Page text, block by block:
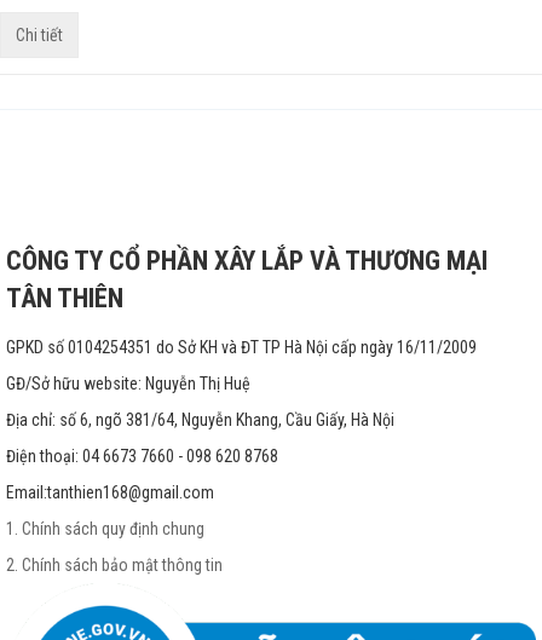
Chi tiết
CÔNG TY CỔ PHẦN XÂY LẮP VÀ THƯƠNG MẠI
TÂN THIÊN
GPKD số 0104254351 do Sở KH và ĐT TP Hà Nội cấp ngày 16/11/2009
GĐ/Sở hữu website: Nguyễn Thị Huệ
Địa chỉ: số 6, ngõ 381/64, Nguyễn Khang, Cầu Giấy, Hà Nội
Điện thoại: 04 6673 7660 - 098 620 8768
Email:tanthien168@gmail.com
1. Chính sách quy định chung
2. Chính sách bảo mật thông tin